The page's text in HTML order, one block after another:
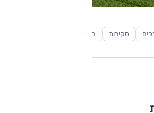
סקירות רכב פנאי-שטח